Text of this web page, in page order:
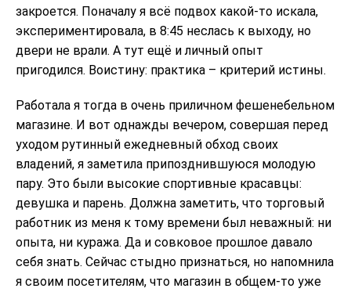
закроется. Поначалу я всё подвох какой-то искала,
экспериментировала, в 8:45 неслась к выходу, но
двери не врали. А тут ещё и личный опыт
пригодился. Воистину: практика – критерий истины.
Работала я тогда в очень приличном фешенебельном
магазине. И вот однажды вечером, совершая перед
уходом рутинный ежедневный обход своих
владений, я заметила припозднившуюся молодую
пару. Это были высокие спортивные красавцы:
девушка и парень. Должна заметить, что торговый
работник из меня к тому времени был неважный: ни
опыта, ни куража. Да и совковое прошлое давало
себя знать. Сейчас стыдно признаться, но напомнила
я своим посетителям, что магазин в общем-то уже